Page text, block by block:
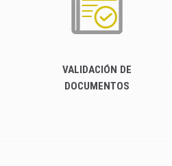
VALIDACIÓN DE
DOCUMENTOS